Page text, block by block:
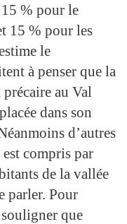
% pour le
15 % pour les
le
à penser que la
au Val
dans son
d’autres
compris par
de la vallée
parler. Pour
que